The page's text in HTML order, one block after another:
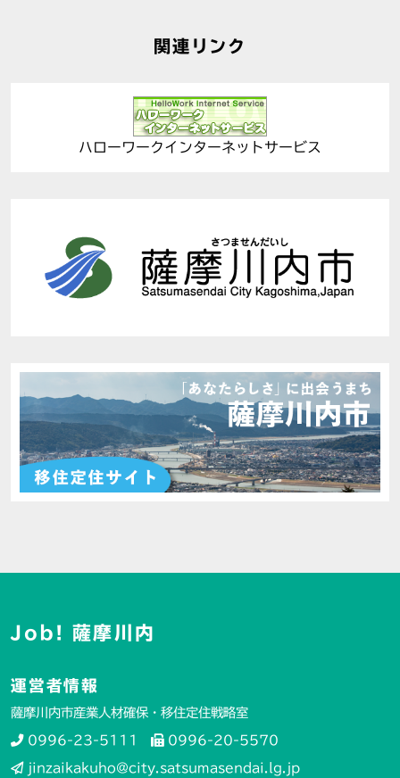
関連リンク
ハローワークインターネットサービス
Job! 薩摩川内
運営者情報
薩摩川内市産業人材確保・移住定住戦略室
0996-23-5111 0996-20-5570
jinzaikakuho@city.satsumasendai.lg.jp